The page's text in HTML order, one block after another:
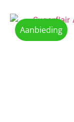
Aanbieding